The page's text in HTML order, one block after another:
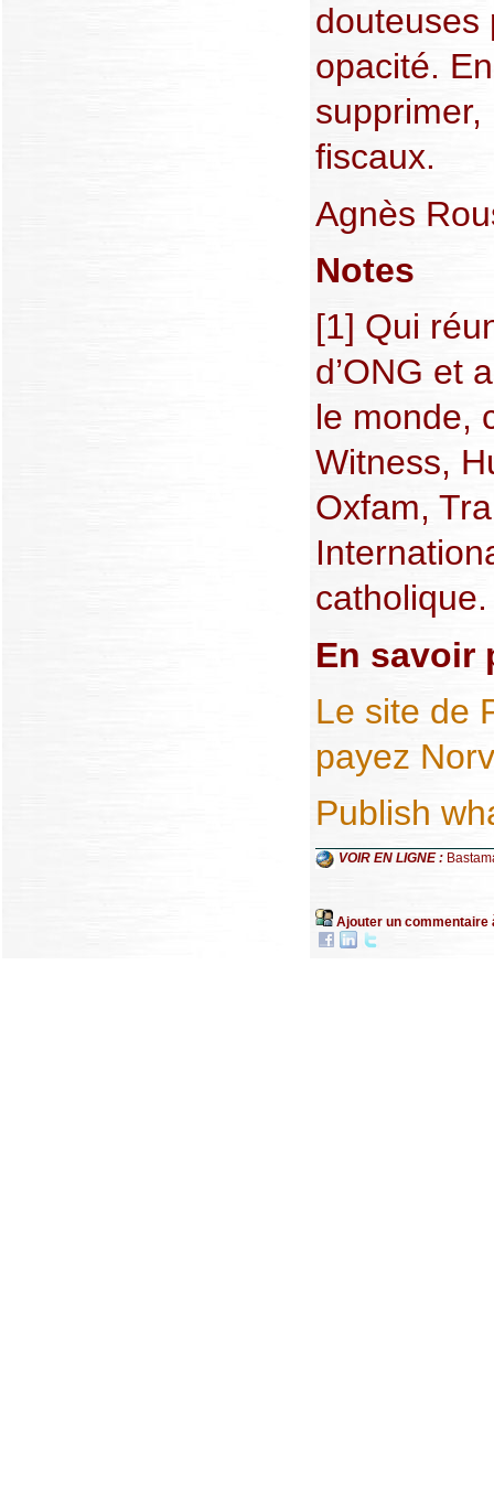
douteuses
opacité.
supprimer,
fiscaux.
Agnès
Notes
[1] Qui
d’ONG et
le monde,
Witness,
Oxfam,
catholique.
En savoir
Le site de
payez
Publish
VOIR EN LIGNE :
Ajouter un commentaire